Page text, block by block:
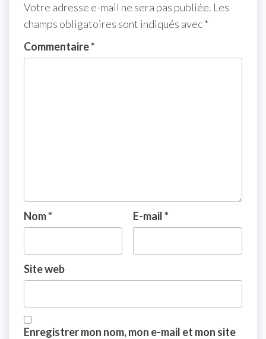
Votre adresse e-mail ne sera pas publiée. Les
champs obligatoires sont indiqués avec*
Commentaire*
Nom* E-mail*
Site web
Enregistrer mon nom, mon e-mail et mon site